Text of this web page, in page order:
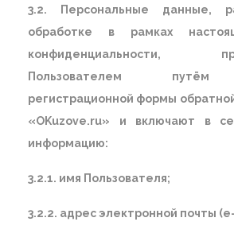
3.2. Персональные данные,
обработке в рамках
конфиденциальности,
Пользователем путём
регистрационной формы
«OKuzove.ru» и включают в
информацию:
3.2.1. имя Пользователя;
3.2.2. адрес электронной почты